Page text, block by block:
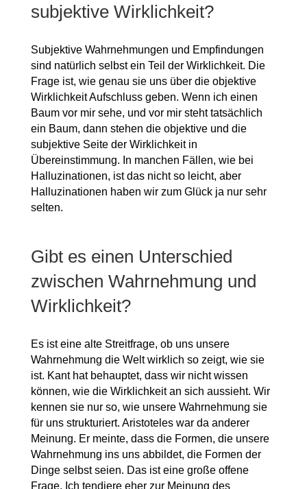
subjektive Wirklichkeit?
Subjektive Wahrnehmungen und Empfindungen
sind natürlich selbst ein Teil der Wirklichkeit. Die
Frage ist, wie genau sie uns über die objektive
Wirklichkeit Aufschluss geben. Wenn ich einen
Baum vor mir sehe, und vor mir steht tatsächlich
ein Baum, dann stehen die objektive und die
subjektive Seite der Wirklichkeit in
Übereinstimmung. In manchen Fällen, wie bei
Halluzinationen, ist das nicht so leicht, aber
Halluzinationen haben wir zum Glück ja nur sehr
selten.
Gibt es einen Unterschied
zwischen Wahrnehmung und
Wirklichkeit?
Es ist eine alte Streitfrage, ob uns unsere
Wahrnehmung die Welt wirklich so zeigt, wie sie
ist. Kant hat behauptet, dass wir nicht wissen
können, wie die Wirklichkeit an sich aussieht. Wir
kennen sie nur so, wie unsere Wahrnehmung sie
für uns strukturiert. Aristoteles war da anderer
Meinung. Er meinte, dass die Formen, die unsere
Wahrnehmung ins uns abbildet, die Formen der
Dinge selbst seien. Das ist eine große offene
Frage. Ich tendiere eher zur Meinung des